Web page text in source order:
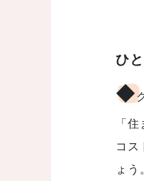
ひ
◆
「
コ
ょう。